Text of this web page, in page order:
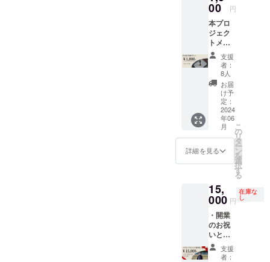
切り、
対面飲
み会を
開催い
たしま
す。 ・
当日、
飲食物
提供代
として
別途
3500円
を当日
現金に
いたし
ます。
い。 ・
カフェ
には駐
車場等
があり
ません
ので、
公共交
はお申
し込み
順に掲
載。 ・
掲載時
のデザ
インや
文字の
大き
さ、色
合い、
フォン
ト等の
指定不
載期間
はお申
合、HP
存続の
限り掲
載し続
けま
す。 ・
お気持
ち応援
リリー
ス時に
ご登録
のメー
ルアド
レスに
てご連
絡いた
しま
す。 諸
注意 ・
HPは
2024年
6月末ま
でに完
成予定
お名前
はお申
し込み
順に掲
載。 ・
掲載時
のデザ
インや
お願い
いたし
ます。
・当店
公式
HP「ご
支援者
様欄」
にご希
望のお
名前
（もし
くは会
社名）
をテキ
スト形
だきま
す。 ・
またお
名前に
加えて
「ご指
定の画
像」お
00 円
本プロ
ジェク
トメン
バーの
ご友人
やお知
り合
い、同
年代の
方で本
プロ
ジェク
トの活
動をご
支援く
ださる
ちら。
お礼に
お手紙
を送ら
せてい
ただき
ます。
諸注意
支援
者：
8人
お届
け予
定：
2024
年06
月
詳細を見る
こ
の
リ
タ
ー
ン
を
選
択
す
る
15,
000 円
在庫な
し
・開業
のお祝
いとし
て支援
してく
支援
者：